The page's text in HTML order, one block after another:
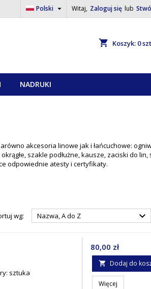
Witaj, Zaloguj się lub
Polski 
shopping_cart Koszyk: 0
NADRUKI
akcesoria linowe jak i łańcuchowe:
szakle podłużne, kausze, zaciski do lin,
odpowiednie atesty i certyfikaty.
wg: Nazwa, A do Z 
sztuka
Cena
80,00 zł
 Dodaj do
Więcej